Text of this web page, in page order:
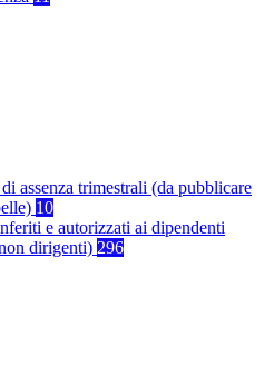
assenza trimestrali (da pubblicare
10
e autorizzati ai dipendenti
dirigenti) 296